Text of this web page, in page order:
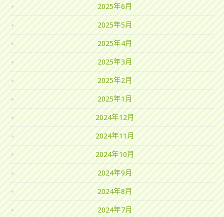
2025年6月
2025年5月
2025年4月
2025年3月
2025年2月
2025年1月
2024年12月
2024年11月
2024年10月
2024年9月
2024年8月
2024年7月